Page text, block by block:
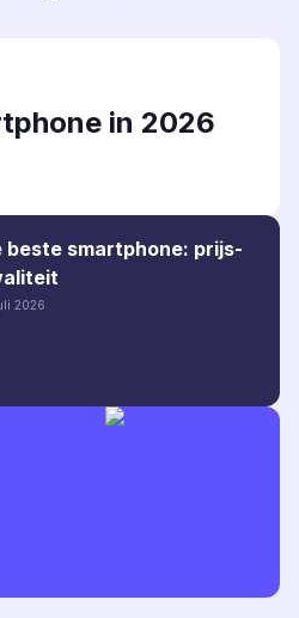
in 2026
beste smartphone: prijs-
2026